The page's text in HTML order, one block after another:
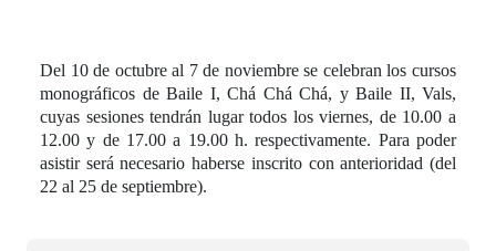
Del 10 de octubre al 7 de noviembre se celebran los cursos
monográficos de Baile I, Chá Chá Chá, y Baile II, Vals,
cuyas sesiones tendrán lugar todos los viernes, de 10.00 a
12.00 y de 17.00 a 19.00 h. respectivamente. Para poder
asistir será necesario haberse inscrito con anterioridad (del
22 al 25 de septiembre).